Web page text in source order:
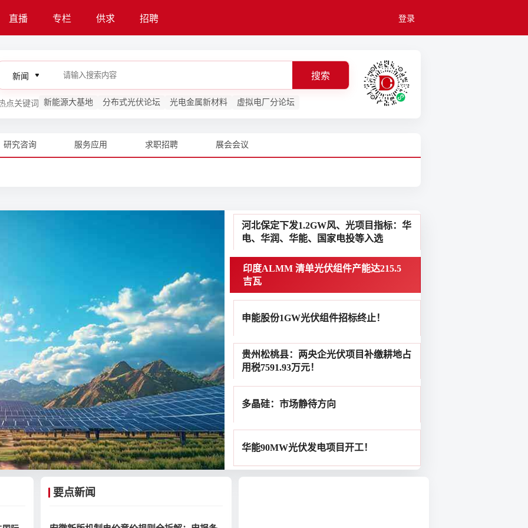
直播 专栏 供求 招聘 登录
索比光伏网 光伏太阳能产业新闻资讯
新闻 搜索
点关键词 新能源大基地 分布式光伏论坛 光电金属新材料 虚拟电厂分论坛
研究咨询 服务应用 求职招聘 展会会议
河北保定下发1.2GW风、光项目指标：华
电、华润、华能、国家电投等入选
印度ALMM 清单光伏组件产能达215.5
吉瓦
申能股份1GW光伏组件招标终止！
贵州松桃县：两央企光伏项目补缴耕地占
用税7591.93万元！
多晶硅：市场静待方向
华能90MW光伏发电项目开工！
要点新闻